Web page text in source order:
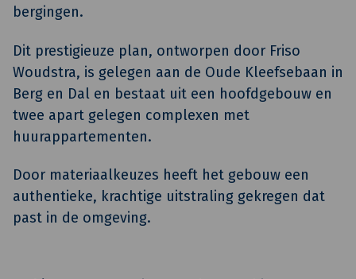
bergingen.
Dit prestigieuze plan, ontworpen door Friso
Woudstra, is gelegen aan de Oude Kleefsebaan in
Berg en Dal en bestaat uit een hoofdgebouw en
twee apart gelegen complexen met
huurappartementen.
Door materiaalkeuzes heeft het gebouw een
authentieke, krachtige uitstraling gekregen dat
past in de omgeving.